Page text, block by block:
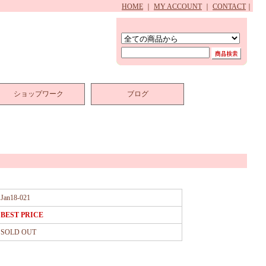
HOME MY ACCOUNT CONTACT
ショップワーク ブログ
Jan18-021
BEST PRICE
SOLD OUT